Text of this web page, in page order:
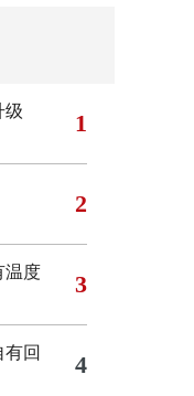
级 1
2
温度 3
回
4